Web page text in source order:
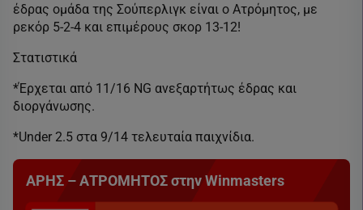
έδρας ομάδα της Σούπερλιγκ είναι ο Ατρόμητος, με
ρεκόρ 5-2-4 και επιμέρους σκορ 13-12!
Στατιστικά
*Έρχεται από 11/16 ΝG ανεξαρτήτως έδρας και
διοργάνωσης.
*Under 2.5 στα 9/14 τελευταία παιχνίδια.
ΑΡΗΣ – ΑΤΡΟΜΗΤΟΣ στην Winmasters